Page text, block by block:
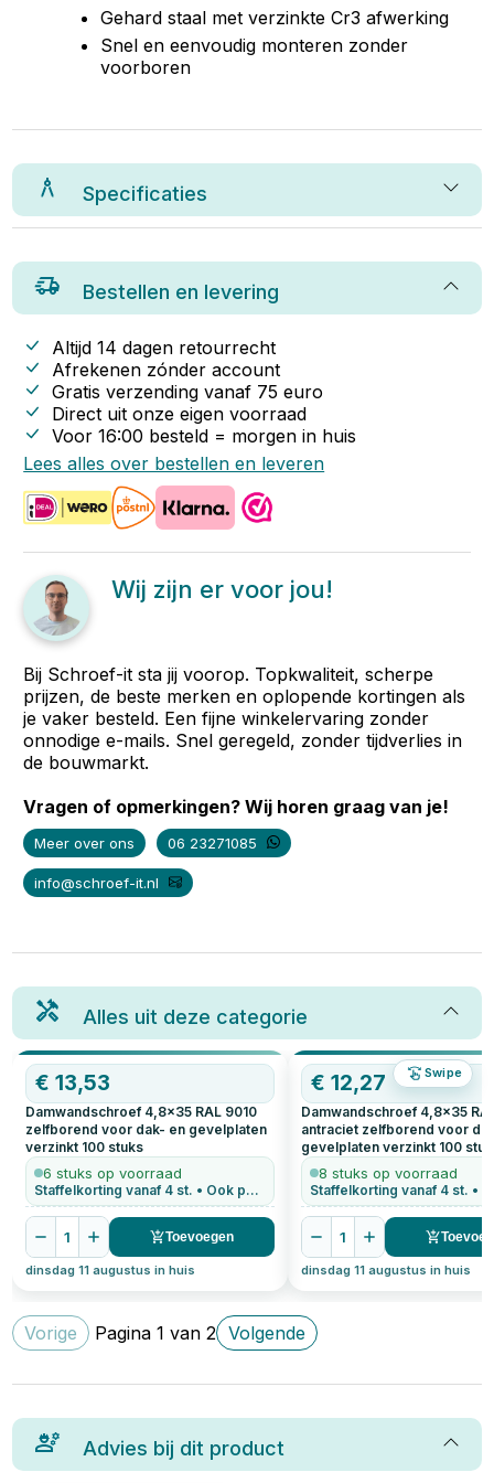
Gehard staal met verzinkte Cr3 afwerking
Snel en eenvoudig monteren zonder
voorboren
Specificaties
Bestellen en levering
Altijd 14 dagen retourrecht
Afrekenen zónder account
Gratis verzending vanaf 75 euro
Direct uit onze eigen voorraad
Voor 16:00 besteld = morgen in huis
Lees alles over bestellen en leveren
Wij zijn er voor jou!
Bij Schroef-it sta jij voorop. Topkwaliteit, scherpe
prijzen, de beste merken en oplopende kortingen als
je vaker besteld. Een fijne winkelervaring zonder
onnodige e-mails. Snel geregeld, zonder tijdverlies in
de bouwmarkt.
Vragen of opmerkingen? Wij horen graag van je!
Meer over ons 06 23271085
info@schroef-it.nl
Alles uit deze categorie
Swipe
€13,53
Damwandschroef 4,8x35 RAL 9010
zelfborend voor dak- en gevelplaten
verzinkt 100 stuks
6 stuks op voorraad
Staffelkorting vanaf 4 st. • Ook per stuk te bestellen
1 Toevoegen
dinsdag 11 augustus in huis
€12,27
Damwandschroef 4,8x35
antraciet zelfborend voor
gevelplaten verzinkt 100
8 stuks op voorraad
1
dinsdag 11 augustus in huis
Vorige Pagina1 van2 Volgende
Advies bij dit product